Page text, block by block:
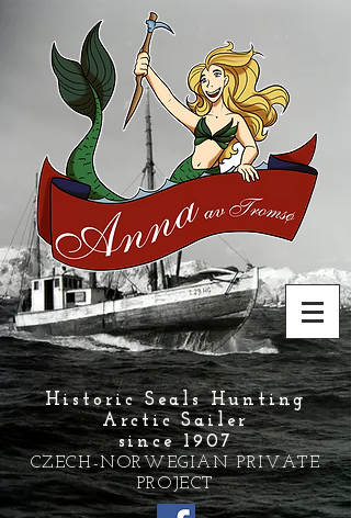
Historic Seals Hunting
Arctic Sailer
since 1907
CZECH-NORWEGIAN PRIVATE
PROJECT